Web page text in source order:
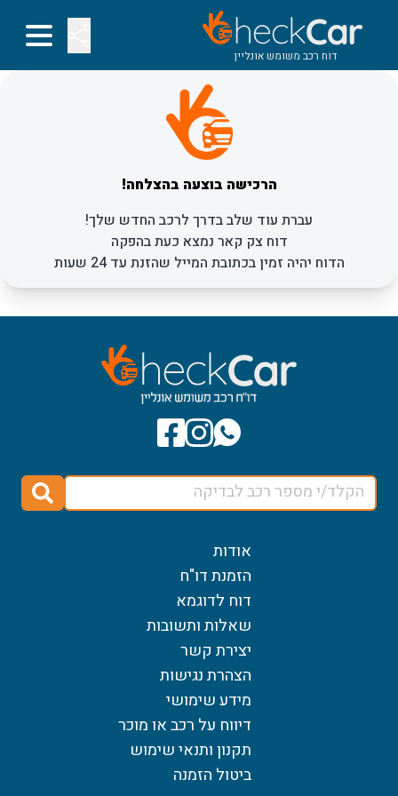
דוח רכב משומש אונליין
הרכישה בוצעה בהצלחה!
עברת עוד שלב בדרך לרכב החדש שלך!
דוח צק קאר נמצא כעת בהפקה
הדוח יהיה זמין בכתובת המייל שהזנת עד 24 שעות
מספר רכב
כפתור
אודות
הזמנת דו"ח
דוח לדוגמא
שאלות ותשובות
יצירת קשר
הצהרת נגישות
מידע שימושי
דיווח על רכב או מוכר
תקנון ותנאי שימוש
ביטול הזמנה